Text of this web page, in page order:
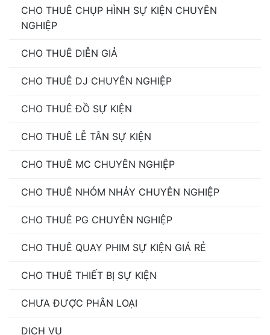
CHO THUÊ CHỤP HÌNH SỰ KIỆN CHUYÊN
NGHIỆP
CHO THUÊ DIỄN GIẢ
CHO THUÊ DJ CHUYÊN NGHIỆP
CHO THUÊ ĐỒ SỰ KIỆN
CHO THUÊ LỄ TÂN SỰ KIỆN
CHO THUÊ MC CHUYÊN NGHIỆP
CHO THUÊ NHÓM NHẢY CHUYÊN NGHIỆP
CHO THUÊ PG CHUYÊN NGHIỆP
CHO THUÊ QUAY PHIM SỰ KIỆN GIÁ RẺ
CHO THUÊ THIẾT BỊ SỰ KIỆN
CHƯA ĐƯỢC PHÂN LOẠI
DỊCH VỤ